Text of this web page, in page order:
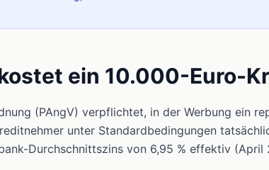
ein 10.000-Euro-
(PAngV) verpflichtet, in der Werbung ein
unter Standardbedingungen
Durchschnittszins von 6,95 % effektiv (April